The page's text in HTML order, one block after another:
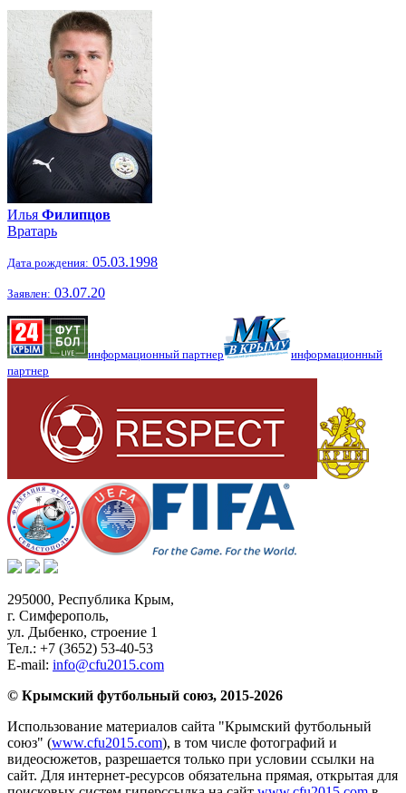
Илья Филипцов
Вратарь
Дата рождения: 05.03.1998
Заявлен: 03.07.20
информационный партнер
информационный
партнер
295000, Республика Крым,
г. Симферополь,
ул. Дыбенко, строение 1
Тел.: +7 (3652) 53-40-53
E-mail: info@cfu2015.com
© Крымский футбольный союз, 2015-2026
Использование материалов сайта "Крымский футбольный
союз" (www.cfu2015.com), в том числе фотографий и
видеосюжетов, разрешается только при условии ссылки на
сайт. Для интернет-ресурсов обязательна прямая, открытая для